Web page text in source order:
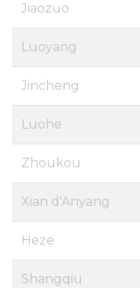
Jiaozuo
Luoyang
Jincheng
Luohe
Zhoukou
Xian d'Anyang
Heze
Shangqiu